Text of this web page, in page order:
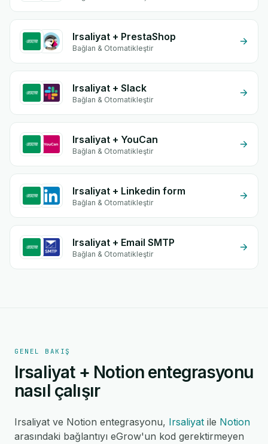
Irsaliyat + PrestaShop
Bağlan & Otomatikleştir
Irsaliyat + Slack
Bağlan & Otomatikleştir
Irsaliyat + YouCan
Bağlan & Otomatikleştir
Irsaliyat + Linkedin form
Bağlan & Otomatikleştir
Irsaliyat + Email SMTP
Bağlan & Otomatikleştir
GENEL BAKIŞ
Irsaliyat + Notion entegrasyonu
nasıl çalışır
Irsaliyat ve Notion entegrasyonu, Irsaliyat ile Notion
arasındaki bağlantıyı eGrow'un kod gerektirmeyen